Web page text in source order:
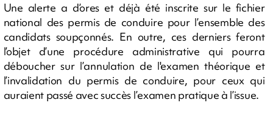
Une alerte a d’ores et déjà été inscrite sur le fichier
national des permis de conduire pour l’ensemble des
candidats soupçonnés. En outre, ces derniers feront
l’objet d’une procédure administrative qui pourra
déboucher sur l’annulation de l'examen théorique et
l’invalidation du permis de conduire, pour ceux qui
auraient passé avec succès l’examen pratique à l’issue.